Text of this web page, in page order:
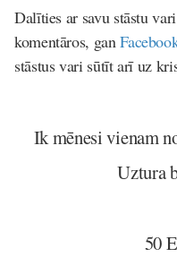
Dalīties ar savu stāstu
komentāros, gan
stāstus vari sūtīt arī uz
Ik mēnesi vienam
Uztura
50